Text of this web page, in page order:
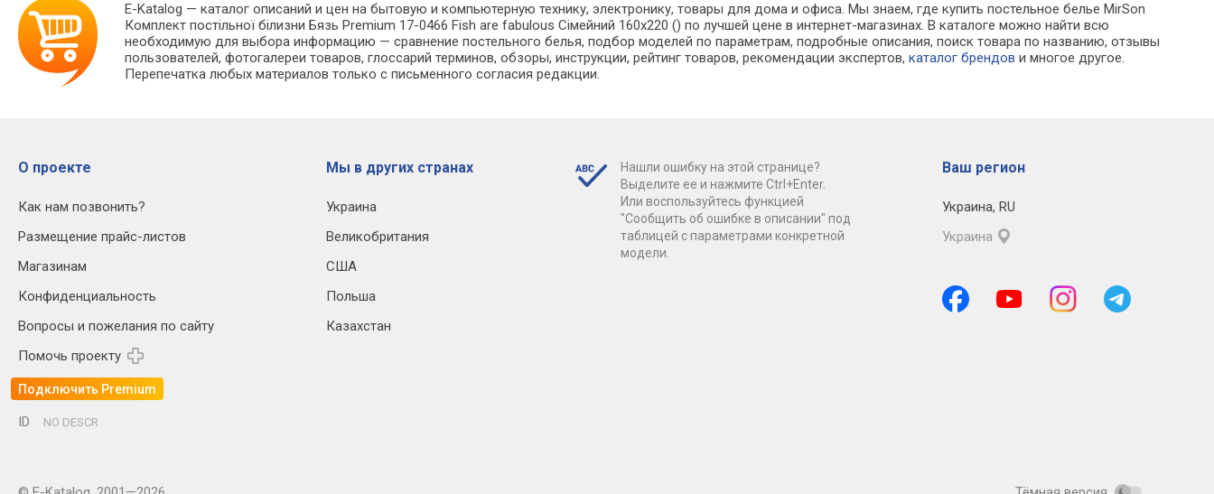
E-Katalog — каталог описаний и цен на бытовую и компьютерную технику, электронику, товары для дома и офиса. Мы знаем, где купить постельное белье MirSon
Комплект постільної білизни Бязь Premium 17-0466 Fish are fabulous Сімейний 160x220 () по лучшей цене в интернет-магазинах. В каталоге можно найти всю
необходимую для выбора информацию — сравнение постельного белья, подбор моделей по параметрам, подробные описания, поиск товара по названию, отзывы
пользователей, фотогалереи товаров, глоссарий терминов, обзоры, инструкции, рейтинг товаров, рекомендации экспертов,каталог брендов и многое другое.
Перепечатка любых материалов только с письменного согласия редакции.
О проекте
Как нам позвонить?
Размещение прайс-листов
Магазинам
Конфиденциальность
Вопросы и пожелания по сайту
Помочь проекту
Подключить Premium
Мы в других странах
Украина
Великобритания
США
Польша
Казахстан
Нашли ошибку на этой странице?
Выделите ее и нажмите Ctrl+Enter.
Или воспользуйтесь функцией
"Сообщить об ошибке в описании" под
таблицей с параметрами конкретной
модели.
Ваш регион
Украина, RU
Украина
ID NO DESCR